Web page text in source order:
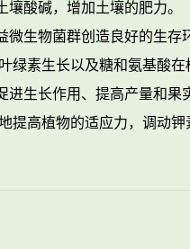
壤酸碱，增加土壤的肥力。
微生物菌群创造良好的生存
绿素生长以及糖和氨基酸在
进生长作用、提高产量和果
提高植物的适应力，调动钾